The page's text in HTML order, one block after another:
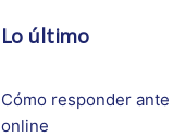
Lo último
Cómo responder
online